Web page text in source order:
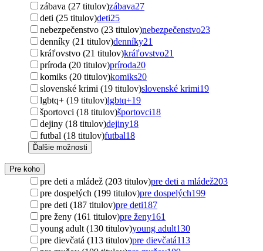
zábava (27 titulov)zábava27
deti (25 titulov)deti25
nebezpečenstvo (23 titulov)nebezpečenstvo23
denníky (21 titulov)denníky21
kráľovstvo (21 titulov)kráľovstvo21
príroda (20 titulov)príroda20
komiks (20 titulov)komiks20
slovenské krimi (19 titulov)slovenské krimi19
lgbtq+ (19 titulov)lgbtq+19
športovci (18 titulov)športovci18
dejiny (18 titulov)dejiny18
futbal (18 titulov)futbal18
Ďalšie možnosti
Pre koho
pre deti a mládež (203 titulov)pre deti a mládež203
pre dospelých (199 titulov)pre dospelých199
pre deti (187 titulov)pre deti187
pre ženy (161 titulov)pre ženy161
young adult (130 titulov)young adult130
pre dievčatá (113 titulov)pre dievčatá113